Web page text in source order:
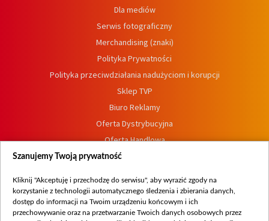
Dla mediów
Serwis fotograficzny
Merchandising (znaki)
Polityka Prywatności
Polityka przeciwdziałania nadużyciom i korupcji
Sklep TVP
Biuro Reklamy
Oferta Dystrybucyjna
Oferta Handlowa
Dostępność
Procedura zgłoszeń wewnętrznych
Szanujemy Twoją prywatność
Kliknij "Akceptuję i przechodzę do serwisu", aby wyrazić zgody na
korzystanie z technologii automatycznego śledzenia i zbierania danych,
dostęp do informacji na Twoim urządzeniu końcowym i ich
przechowywanie oraz na przetwarzanie Twoich danych osobowych przez